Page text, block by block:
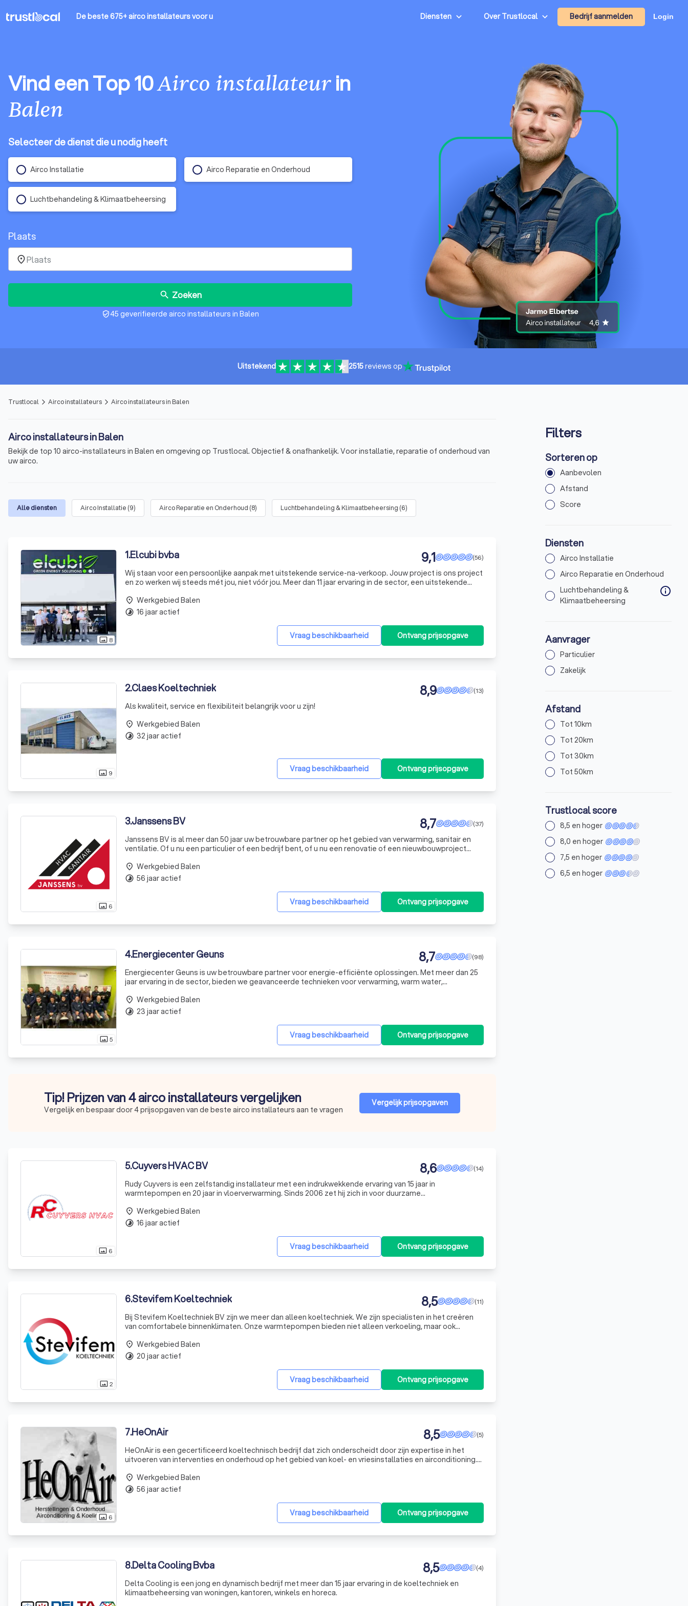
De beste 675+ airco installateursvoor u Diensten Over Trustlocal Bedrijf aanmelden Login
Vind een Top 10Airco installateurin
Balen
Selecteer de dienst die u nodig heeft
Airco Installatie Airco Reparatie en Onderhoud
Luchtbehandeling & Klimaatbeheersing
Plaats
place
search Zoeken
verified_user45 geverifieerde airco installateurs in Balen
Uitstekend 2515reviews op
Trustlocal arrow_forward_ios Airco installateurs arrow_forward_ios Airco installateurs in Balen
Airco installateurs in Balen
Bekijk de top 10 airco-installateurs in Balen en omgeving op Trustlocal. Objectief & onafhankelijk. Voor installatie, reparatie of onderhoud van
uw airco.
Alle diensten Airco Installatie (9) Airco Reparatie en Onderhoud (8) Luchtbehandeling & Klimaatbeheersing (6)
photo_size_select_actual 8
1.Elcubi bvba (56)
9,1
Wij staan voor een persoonlijke aanpak met uitstekende service-na-verkoop. Jouw project is ons project
en zo werken wij steeds mét jou, niet vóór jou. Meer dan 11 jaar ervaring in de sector, een uitstekende
Vraag beschikbaarheid Ontvang prijsopgave
place Werkgebied Balen
timelapse 16 jaar actief
photo_size_select_actual 9
2.Claes Koeltechniek (13)
8,9
Als kwaliteit, service en flexibiliteit belangrijk voor u zijn!
Vraag beschikbaarheid Ontvang prijsopgave
place Werkgebied Balen
timelapse 32 jaar actief
photo_size_select_actual 6
3.Janssens BV (37)
8,7
Janssens BV is al meer dan 50 jaar uw betrouwbare partner op het gebied van verwarming, sanitair en
ventilatie. Of u nu een particulier of een bedrijf bent, of u nu een renovatie of een nieuwbouwproject
Vraag beschikbaarheid Ontvang prijsopgave
place Werkgebied Balen
timelapse 56 jaar actief
photo_size_select_actual5
4.Energiecenter Geuns (98)
8,7
Energiecenter Geuns is uw betrouwbare partner voor energie-efficiënte oplossingen. Met meer dan 25
jaar ervaring in de sector, bieden we geavanceerde technieken voor verwarming, warm water,
zonnepa
Vraag beschikbaarheid Ontvang prijsopgave
place Werkgebied Balen
timelapse 23 jaar actief
Tip! Prijzen van 4 airco installateurs vergelijken
Vergelijk en bespaar door 4 prijsopgaven van de beste airco installateurs aan te vragen
Vergelijk prijsopgaven
photo_size_select_actual 6
5.Cuyvers HVAC BV (14)
8,6
Rudy Cuyvers is een zelfstandig installateur met een indrukwekkende ervaring van 15 jaar in
warmtepompen en 20 jaar in vloerverwarming. Sinds 2006 zet hij zich in voor duurzame
2021, bieden we nu ook gec
Vraag beschikbaarheid Ontvang prijsopgave
place Werkgebied Balen
timelapse 16 jaar actief
photo_size_select_actual2
6.Stevifem Koeltechniek (11)
8,5
Bij Stevifem Koeltechniek BV zijn we meer dan alleen koeltechniek. We zijn specialisten in het creëren
van comfortabele binnenklimaten. Onze warmtepompen bieden niet alleen verkoeling, maar ook
buitenluch
Vraag beschikbaarheid Ontvang prijsopgave
place Werkgebied Balen
timelapse 20 jaar actief
photo_size_select_actual 6
7.HeOnAir (5)
8,5
HeOnAir is een gecertificeerd koeltechnisch bedrijf dat zich onderscheidt door zijn expertise in het
uitvoeren van interventies en onderhoud op het gebied van koel- en vriesinstallaties en airconditioning.
Vraag beschikbaarheid Ontvang prijsopgave
place Werkgebied Balen
timelapse 56 jaar actief
8.Delta Cooling Bvba (4)
8,5
Delta Cooling is een jong en dynamisch bedrijf met meer dan 15 jaar ervaring in de koeltechniek en
klimaatbeheersing van woningen, kantoren, winkels en horeca.
Filters
Sorteren op
Aanbevolen
Afstand
Score
Diensten
Airco Installatie
Airco Reparatie en Onderhoud
Luchtbehandeling &
Klimaatbeheersing
info
Aanvrager
Particulier
Zakelijk
Afstand
Tot 10km
Tot 20km
Tot 30km
Tot 50km
Trustlocal score
8,5 en hoger
8,0 en hoger
7,5 en hoger
6,5 en hoger